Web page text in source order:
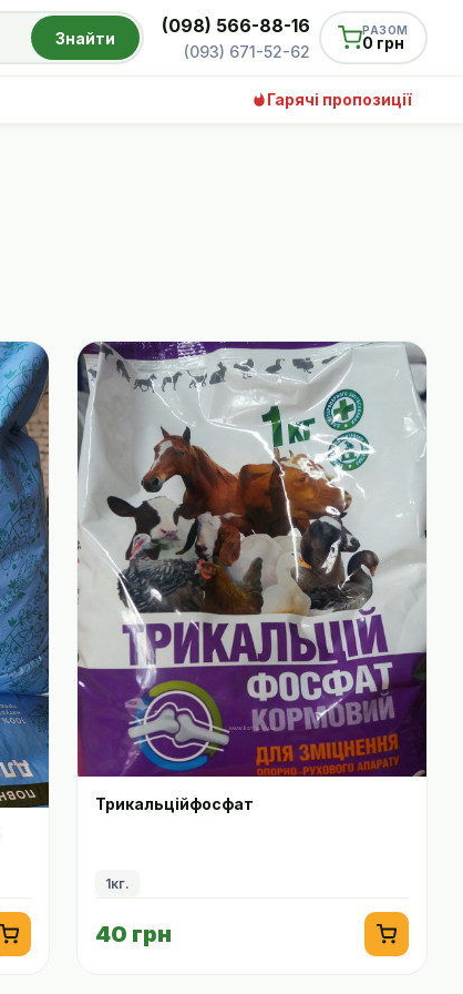
Знайти
(098) 566-88-16
(093) 671-52-62
РАЗОМ
0 грн
Гарячі пропозиції
Трикальційфосфат
1кг.
40 грн